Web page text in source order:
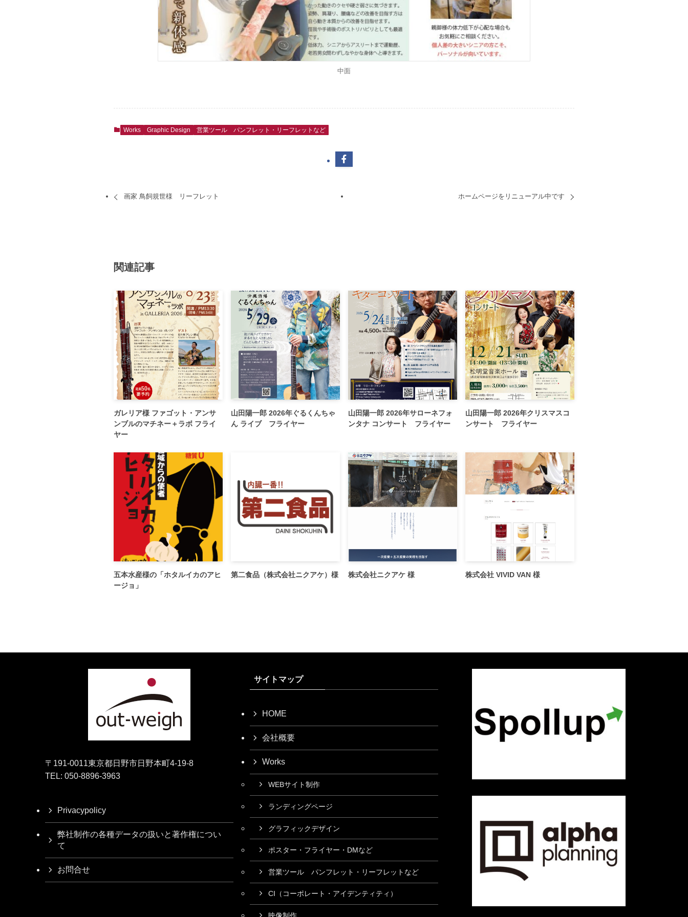
中面
Works Graphic Design 営業ツール パンフレット・リーフレットなど
画家 鳥飼規世様 リーフレット ホームページをリニューアル中です
関連記事
ガレリア様 ファゴット・アンサ
ンブルのマチネー＋ラボ フライ
ヤー
山田陽一郎 2026年ぐるくんちゃ
ん ライブ フライヤー
山田陽一郎 2026年サローネフォ
ンタナ コンサート フライヤー
山田陽一郎 2026年クリスマスコ
ンサート フライヤー
五本水産様の「ホタルイカのアヒ
ージョ」
第二食品（株式会社ニクアケ）様 株式会社ニクアケ 様 株式会社 VIVID VAN 様
〒191-0011東京都日野市日野本町4-19-8
TEL: 050-8896-3963
Privacypolicy
弊社制作の各種データの扱いと著作権につい
て
お問合せ
サイトマップ
HOME
会社概要
Works
WEBサイト制作
ランディングページ
グラフィックデザイン
ポスター・フライヤー・DMなど
営業ツール パンフレット・リーフレットなど
CI（コーポレート・アイデンティティ）